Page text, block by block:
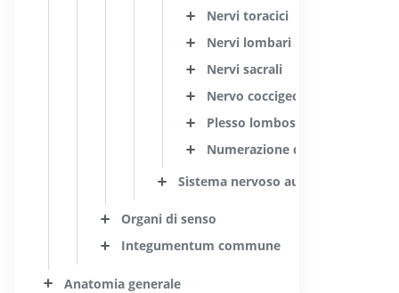
Nervi toracici
Nervi lombari
Nervi sacrali
Nervo coccigeo
Plesso lombosacrale
Numerazione dei nervi spinali
Sistema nervoso autonomo
Organi di senso
Integumentum commune
Anatomia generale